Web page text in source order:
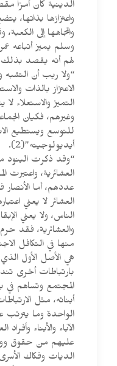
الدينية كان أمرًا
واعتزازها بذاتها،
واتجاهها إلى
وسلم يميز أتباعه
لهم أنه يقصد بذلك
“ولا ريب أن التشبه
الاعتزاز بالذات
التميز والاستعلاء
وغيرهم، فكيان
للتوسع ويستطيع
أيديولوجيته”(2).
العشائرية، واعتبرت
عددهم، أما الأنصار
العشائر لا يعني
الناس، ولا يعني
والعشائرية، فقد
منها في التكافل
هي الأصل الأول
بارتباطات أخرى
المجتمع وتساهم في
أبنائه، مثل
الواحدة وما
الآباء والأبناء
عليهم من حقوق
الديات وفكاك الأسرى